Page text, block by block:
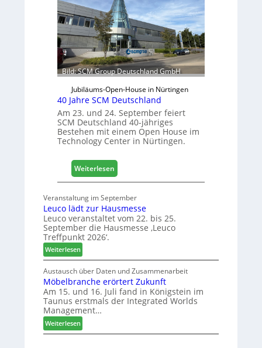
a
h
r
t
e
r
f
ü
r
D
a
c
+
H
o
z
2
2
8
Bild: SCM Group Deutschland GmbH
Jubiläums-Open-House in Nürtingen
40 Jahre SCM Deutschland
Am 23. und 24. September feiert
SCM Deutschland 40-jähriges
Bestehen mit einem Open House im
Technology Center in Nürtingen.
Weiterlesen
4
J
a
h
C
M
D
e
s
Veranstaltung im September
Leuco lädt zur Hausmesse
Leuco veranstaltet vom 22. bis 25.
September die Hausmesse ‚Leuco
Treffpunkt 2026‘.
Weiterlesen:
L
e
u
c
o
l
ä
d
Austausch über Daten und Zusammenarbeit
Möbelbranche erörtert Zukunft
Am 15. und 16. Juli fand in Königstein im
Taunus erstmals der Integrated Worlds
Management…
Weiterlesen:
M